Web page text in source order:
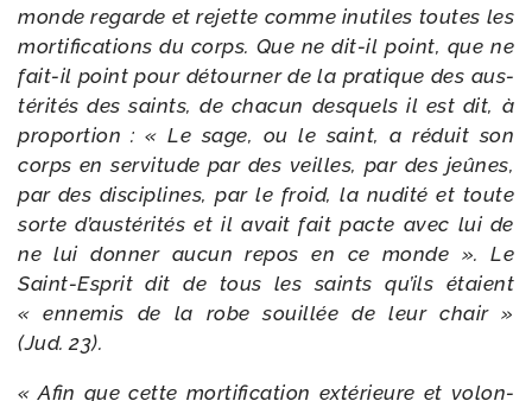
monde regarde et rejette comme inutiles toutes les
mor­ti­fi­ca­tions du corps. Que ne dit-​il point, que ne
fait-​il point pour détour­ner de la pra­tique des aus­
té­ri­tés des saints, de cha­cun des­quels il est dit, à
pro­por­tion : « Le sage, ou le saint, a réduit son
corps en ser­vi­tude par des veilles, par des jeûnes,
par des dis­ci­plines, par le froid, la nudi­té et toute
sorte d’austérités et il avait fait pacte avec lui de
ne lui don­ner aucun repos en ce monde ». Le
Saint-​Esprit dit de tous les saints qu’ils étaient
« enne­mis de la robe souillée de leur chair »
(Jud. 23).
« Afin que cette mor­ti­fi­ca­tion exté­rieure et volon­